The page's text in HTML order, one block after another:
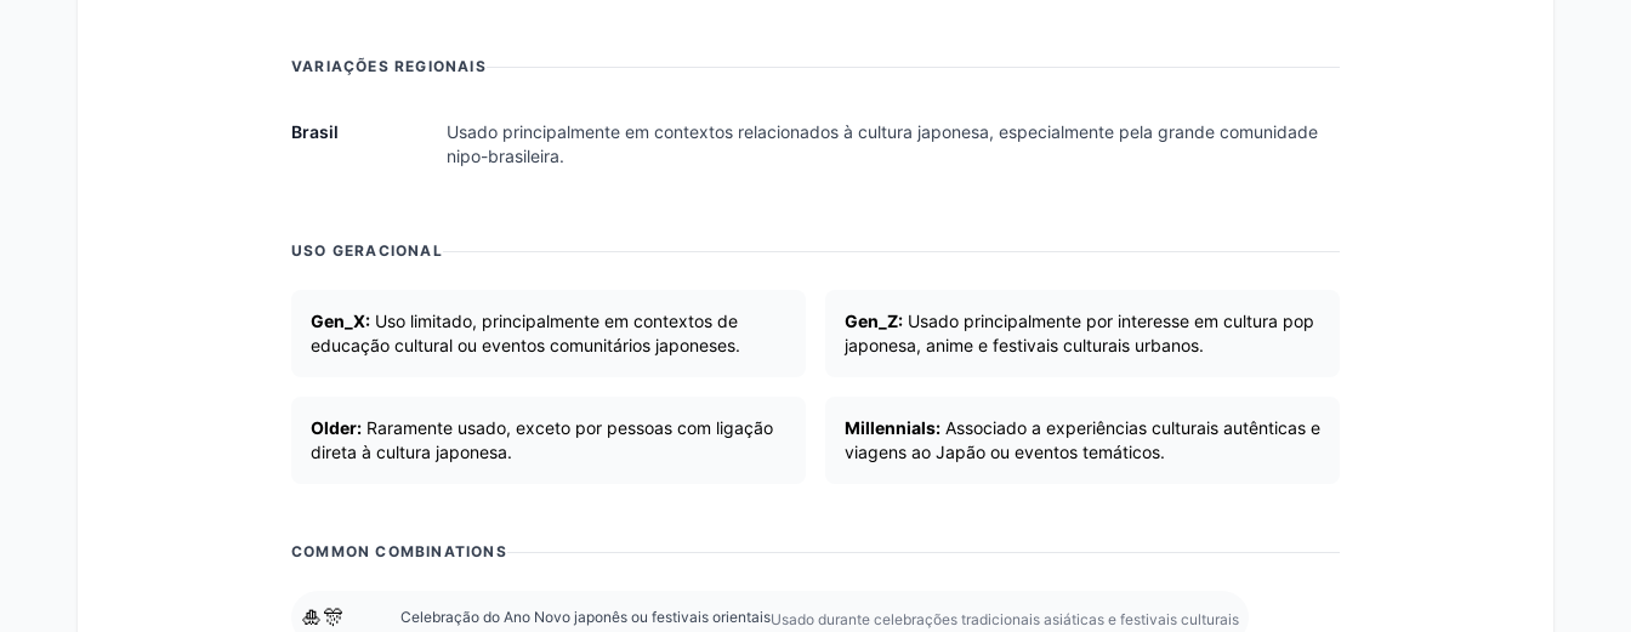
VARIAÇÕES REGIONAIS
Brasil
Usado principalmente em contextos relacionados à cultura japonesa, especialmente pela grande comunidade
nipo-brasileira.
USO GERACIONAL
Gen_X: Uso limitado, principalmente em contextos de
educação cultural ou eventos comunitários japoneses.
Gen_Z: Usado principalmente por interesse em cultura pop
japonesa, anime e festivais culturais urbanos.
Older: Raramente usado, exceto por pessoas com ligação
direta à cultura japonesa.
Millennials: Associado a experiências culturais autênticas e
viagens ao Japão ou eventos temáticos.
COMMON COMBINATIONS
🎍🎊 Celebração do Ano Novo japonês ou festivais orientaisUsado durante celebrações tradicionais asiáticas e festivais culturais